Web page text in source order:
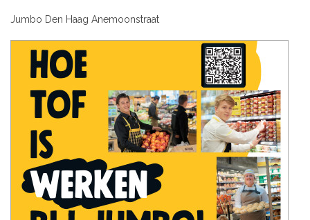
Jumbo Den Haag Anemoonstraat